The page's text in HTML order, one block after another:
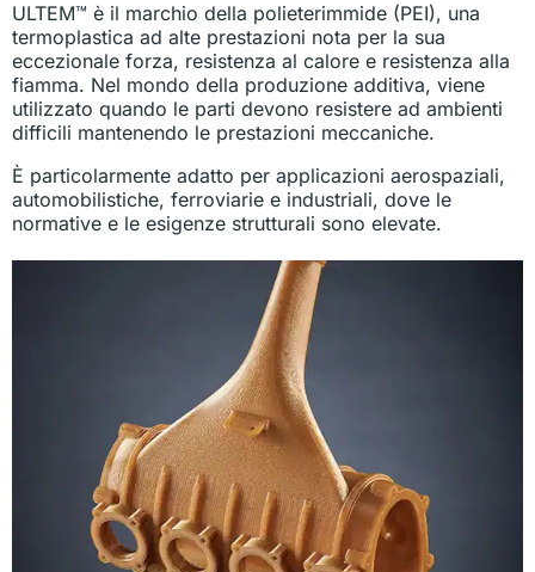
ULTEM™ è il marchio della polieterimmide (PEI), una
termoplastica ad alte prestazioni nota per la sua
eccezionale forza, resistenza al calore e resistenza alla
fiamma. Nel mondo della produzione additiva, viene
utilizzato quando le parti devono resistere ad ambienti
difficili mantenendo le prestazioni meccaniche.
È particolarmente adatto per applicazioni aerospaziali,
automobilistiche, ferroviarie e industriali, dove le
normative e le esigenze strutturali sono elevate.